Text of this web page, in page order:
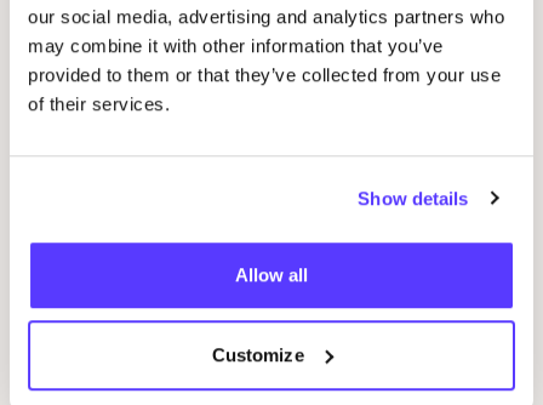
our social media, advertising and analytics partners who
may combine it with other information that you’ve
provided to them or that they’ve collected from your use
of their services.
Show details
Allow all
Customize